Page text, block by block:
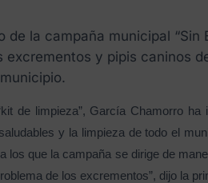
la campaña municipal “Sin
y pipis caninos
limpieza”, García Chamorro
y la limpieza de todo el
que la campaña se dirige de
de los excrementos”, dijo la